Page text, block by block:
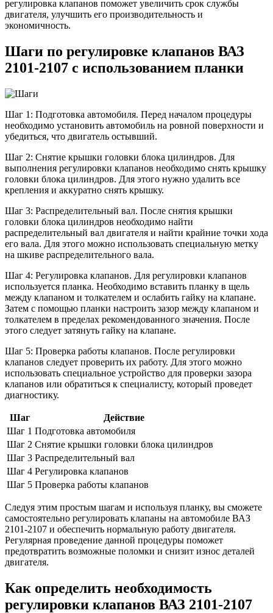
регулировка клапанов поможет увеличить срок службы
двигателя, улучшить его производительность и
экономичность.
Шаги по регулировке клапанов ВАЗ
2101-2107 с использованием планки
Шаг 1: Подготовка автомобиля. Перед началом процедуры
необходимо установить автомобиль на ровной поверхности и
убедиться, что двигатель остывший.
Шаг 2: Снятие крышки головки блока цилиндров. Для
выполнения регулировки клапанов необходимо снять крышку
головки блока цилиндров. Для этого нужно удалить все
крепления и аккуратно снять крышку.
Шаг 3: Распределительный вал. После снятия крышки
головки блока цилиндров необходимо найти
распределительный вал двигателя и найти крайние точки хода
его вала. Для этого можно использовать специальную метку
на шкиве распределительного вала.
Шаг 4: Регулировка клапанов. Для регулировки клапанов
используется планка. Необходимо вставить планку в щель
между клапаном и толкателем и ослабить гайку на клапане.
Затем с помощью планки настроить зазор между клапаном и
толкателем в пределах рекомендованного значения. После
этого следует затянуть гайку на клапане.
Шаг 5: Проверка работы клапанов. После регулировки
клапанов следует проверить их работу. Для этого можно
использовать специальное устройство для проверки зазора
клапанов или обратиться к специалисту, который проведет
диагностику.
Шаг
Действие
Шаг 1 Подготовка автомобиля
Шаг 2 Снятие крышки головки блока цилиндров
Шаг 3 Распределительный вал
Шаг 4 Регулировка клапанов
Шаг 5 Проверка работы клапанов
Следуя этим простым шагам и используя планку, вы сможете
самостоятельно регулировать клапаны на автомобиле ВАЗ
2101-2107 и обеспечить нормальную работу двигателя.
Регулярная проведение данной процедуры поможет
предотвратить возможные поломки и снизит износ деталей
двигателя.
Как определить необходимость
регулировки клапанов ВАЗ 2101-2107